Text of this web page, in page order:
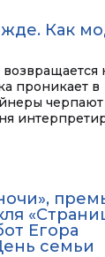
Как
проникает в
Егора
семьи